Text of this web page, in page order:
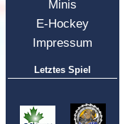
Minis
E-Hockey
Impressum
Letztes Spiel